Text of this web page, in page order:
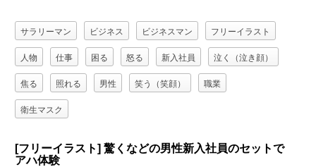
サラリーマン ビジネス ビジネスマン フリーイラスト
人物 仕事 困る 怒る 新入社員 泣く（泣き顔）
焦る 照れる 男性 笑う（笑顔） 職業
衛生マスク
[フリーイラスト] 驚くなどの男性新入社員のセットで
アハ体験